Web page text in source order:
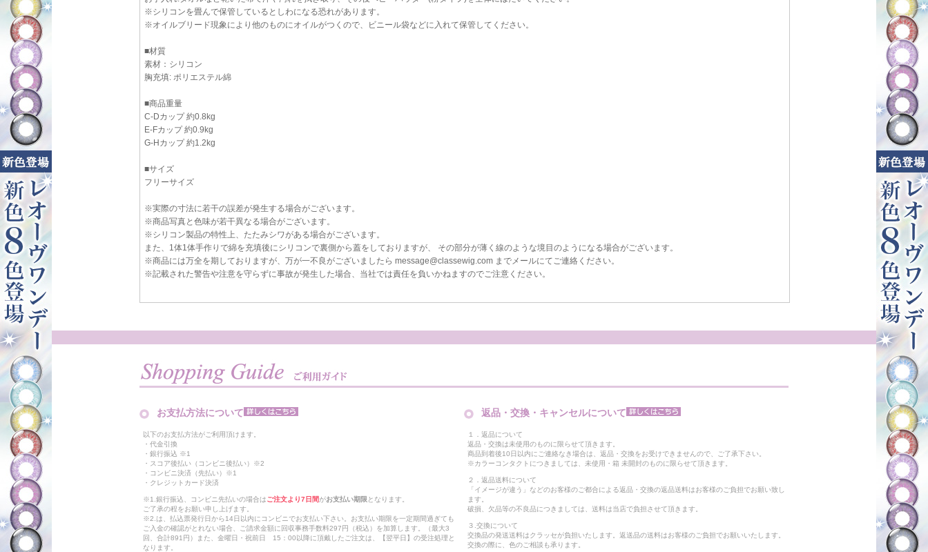
※シリコンを畳んで保管しているとしわになる恐れがあります。
※オイルブリード現象により他のものにオイルがつくので、ビニール袋などに入れて保管してください。
■材質
素材：シリコン
胸充填: ポリエステル綿
■商品重量
C-Dカップ 約0.8kg
E-Fカップ 約0.9kg
G-Hカップ 約1.2kg
■サイズ
フリーサイズ
※実際の寸法に若干の誤差が発生する場合がございます。
※商品写真と色味が若干異なる場合がございます。
※シリコン製品の特性上、たたみシワがある場合がございます。
また、1体1体手作りで綿を充填後にシリコンで裏側から蓋をしておりますが、 その部分が薄く線のような境目のようになる場合がございます。
※商品には万全を期しておりますが、万が一不良がございましたら message@classewig.com までメールにてご連絡ください。
※記載された警告や注意を守らずに事故が発生した場合、当社では責任を負いかねますのでご注意ください。
お支払方法について
以下のお支払方法がご利用頂けます。
・代金引換
・銀行振込 ※1
・スコア後払い（コンビニ後払い）※2
・コンビニ決済（先払い）※1
・クレジットカード決済
※1.銀行振込、コンビニ先払いの場合はご注文より7日間がお支払い期限 となります。
ご了承の程をお願い申し上げます。
※2.は、払込票発行日から14日以内にコンビニでお支払い下さい。お支払い期限を一定期間過ぎても
ご入金の確認がとれない場合、ご請求金額に回収事務手数料297円（税込）を加算します。（最大3
回、合計891円）また、金曜日・祝前日 15：00以降に頂戴したご注文は、【翌平日】の受注処理と
なります。
返品・交換・キャンセルについて
１．返品について
返品・交換は未使用のものに限らせて頂きます。
商品到着後10日以内にご連絡なき場合は、返品・交換をお受けできませんので、ご了承下さい。
※カラーコンタクトにつきましては、未使用・箱 未開封のものに限らせて頂きます。
２．返品送料について
「イメージが違う」などのお客様のご都合による返品・交換の返品送料はお客様のご負担でお願い致し
ます。
破損、欠品等の不良品につきましては、送料は当店で負担させて頂きます。
３.交換について
交換品の発送送料はクラッセが負担いたします。返送品の送料はお客様のご負担でお願いいたします。
交換の際に、色のご相談も承ります。